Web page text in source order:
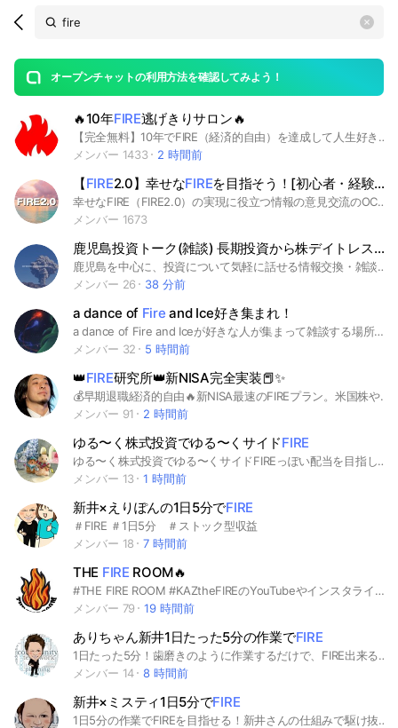
Search
OpenChats
messages
search
area
オープンチャットの利用方法を確認してみよう！
open
🔥10年FIRE逃げきりサロン🔥
【完全無料】10年でFIRE（経済的自由）を達成して人生好きなことだけに時間を使いゆるーく生きていくための真髄が学べるFIREサロン！ ネットビジネス FIRE理論 米国株投資 ファイナンス ライフプランニング #米国株投資#FIRE理論#自由#経済的自由#副業#集客#ネット#ネット集客#インタネット#マーケティング#セールス#DRM#ツイッター#フェイスブック#ユーチューブ#ティックトック#ユーチューバー#YouTuber#インスタ#インスタグラム#広告#広告運用#SEO#ホームページ#アフィリエイト#アフィリ#メディア#サイト#ブランディング#インバウンド#Webマーケ#LP#PDCA#ペルソナ#Google#グーグル#Yahoo#ヤフー#プログラミング#セミナー#セミナー集客#Lステップ#ステップメール#プロダクトローンチ#KPI#MLM#ネットワークビジネス#アドセンス#案件#アナリティクス#フォロワー#フォロワー伸ばす#営業#起業#独立#仮想通貨#暗号通貨#FIRE#資産運用#投資#投資信託#海外移住#税金対策#確定申告#バイナリー#バイナリーオプション#BO#稼ぐ#複利#節税#初心者#お金#お金持ち#富裕層#資産家#借金#借金返済#ETF#ETH#btc#nisa#ビットコイン#イーサリアム#法律#儲け方#nft#不動産#株#FX#先物#お小遣い稼ぎ#ネットビジネス#米国株#S&P500#年金#4%ルール#お金の勉強#自己投資#資産形成#FP#ファイナンシャルプランナー
メンバー 1433
2 時間前
【FIRE2.0】幸せなFIREを目指そう！[初心者・経験者問いません]
幸せなFIRE（FIRE2.0）の実現に役立つ情報の意見交流のOCです。投資だけではなく、人生が豊かになるための情報交換をしていきましょう！[初心者・経験者問いません] 当OCは株式会社AWARENESSが運営しております。投資初心者の担当者が自社のFIREプログラムの実践報告も行ってまいります。 #NISA #積立 #投資 #iDeCo #経済的自由 #早期リタイア #FIRE #8バランス
メンバー 1673
鹿児島投資トーク(雑談) 長期投資から株デイトレスイング 初心者〜
鹿児島を中心に、投資について気軽に話せる情報交換・雑談オープンチャットです。 「投資を始めてみたい」 「NISAしかやったことがない」 「日本株や米国株について知りたい」 「デイトレ・スイング・長期投資について話したい」 「FIREを目指している」 「投資仲間がほしい」 そんな方を対象に、初心者からFIRE達成者まで、楽しく情報交換をしています。 参加後、自己紹介ノートにコメント必須、アイコンを初期画像ではなく画像設定してください。資産公開している方もいるため、ルール作っています。 ────────── 【参加OK】 ・投資初心者の質問 ・新NISA・iDeCo ・日本株・米国株 ・投資信託・ETF ・高配当投資 ・デイトレ・スイング ・長期投資 ・経済ニュース ・鹿児島の話題・雑談 ────────── 【禁止】 ・売買指示 ・詐欺、勧誘、紹介コード ・誹謗中傷、マウント行為 ・荒らし行為 ・政治・宗教の勧誘 ────────── 【注意事項】 ※投資に元本保証はありません。 ※最終的な投資判断は、ご自身の責任でお願いします。 ※みんなが気持ちよく利用できるよう、ご協力をお願いします。 ────────── 鹿児島在住の方はもちろん、宮崎・熊本など近県の方も大歓迎！ 投資の話から日常の雑談まで、初心者からFIREを目指す方・達成された方まで、気軽に楽しく交流しています。 ────────── #鹿児島 #宮崎 #熊本 #投資 #日本株 #米国株 #新NISA #NISA #ETF #投資信託 #高配当 #デイトレ #スイング #長期投資 #FIRE #資産形成 #初心者歓迎 #投資仲間募集 #FX #株式投資 #株クラ
メンバー 26
38 分前
a dance of Fire and Ice好き集まれ！
a dance of Fire and Iceが好きな人が集まって雑談する場所です！PCでもスマホでもまだ発売されてないSwitchでも(8月31日情報)でもいいよ！とにかく集まって話そうぜ✩
メンバー 32
5 時間前
👑FIRE研究所👑新NISA完全実装📕✨
💰早期退職経済的自由🔥新NISA最速のFIREプラン。米国株やありとあらゆるビジネスを研究したプロフェッショナルが貴方をFIREへ導きます。また貴方の知識をみんなと共有し最適化した戦略でFIREを目指しましょう。株式投資。 新規メンバーは5分以内に自己紹介すること。 #投資信託#ファンド#インデックス投資#金儲け#ビジネス#投資#起業#雑談#節約#テレワーク#ソーシャルビジネス#NISA#つみたてNISA#米国株#株式#S＆P500#NASDA#ダウ#バイト#セミリタイア#白石花恋#レバナス#新NISA#Fang+
メンバー 91
2 時間前
ゆる〜く株式投資でゆる〜くサイドFIRE
ゆる〜く株式投資でゆる〜くサイドFIREっぽい配当を目指しているそこの方🫵投資初心者、FIREはハードル高すぎて諦めてる方、ゆる〜くお話しましょ！#投資#資産運用#サイドFIRE
メンバー 13
1 時間前
新井×えりぽんの1日5分でFIRE
＃FIRE ＃1日5分 ＃ストック型収益
メンバー 18
7 時間前
THE FIRE ROOM🔥
#THE FIRE ROOM #KAZtheFIREのYouTubeやインスタライブ&TikTokLiveの通知&コミュニティオープンチャット🔥✨
メンバー 79
19 時間前
ありちゃん新井1日たった5分の作業でFIRE
1日たった5分！歯磨きのように作業するだけで、FIRE出来る仕組みを伝授！スキルも能力もいらない再現性抜群の仕組みを教えます！
メンバー 14
8 時間前
新井×ミスティ1日5分でFIRE
1日5分の作業でFIREを目指せる！新井さんの仕組みで駆け抜けよう！